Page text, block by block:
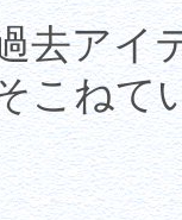
去アイ
こねて